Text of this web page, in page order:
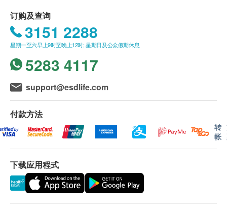
全面急救作用。同时，生物素有助身体制造能量，使
身体维持最佳能量水平。
维柏健特强生物素5000获加拿大注册营养师曾欣欣推
崇，并通过严格质量监管，
符合国际安全标准，信心保证，适合受皮肤干燥、头
发稀疏、指甲脆弱问题困扰人士，同时，本品采用植
物胶囊，素食者亦可放心服用。
主要成份
生物素(Biotin)
加送货服务费用，以每2千克HK$20计算，不足2千克
者亦作2千克收费。以下地区不提供送货服务：
打鼓岭，离岛（包括愉景湾），南丫岛，长洲，坪
洲，大澳，梅窝，昂平），马湾，沙头角，落马洲，
皇岗，流浮山，龙鼓滩 ，踏石角，机场。 "
址。送货日期及地址一经确认后将无法更改，否则将
会引致严重送货延误，顾客亦须自行缴付因更改送货
日期及地址而引起之全数费用。
3. 不排除运送时间会因节日而有所影响。当八号烈风
4. 所有订单须视乎相关货品的供应情况再作最後确
认。倘若健康网购health.ESDlife未能提供任何订单上
的货品，健康网购health.ESDlife有权拒绝接受该订
订购及查询
3151 2288
星期一至六早上9时至晚上12时; 星期日及公众假期休息
5283 4117
support@esdlife.com
付款方法
转
帐
下载应用程式